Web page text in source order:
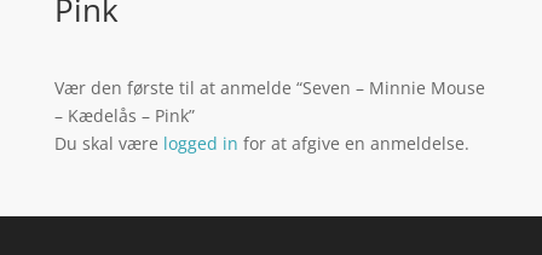
Pink
Vær den første til at anmelde “Seven – Minnie Mouse
– Kædelås – Pink”
Du skal være logged in for at afgive en anmeldelse.